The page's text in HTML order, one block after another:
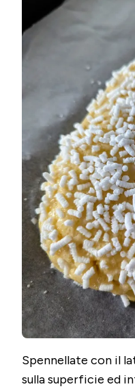
Spennellate con il
sulla superficie ed